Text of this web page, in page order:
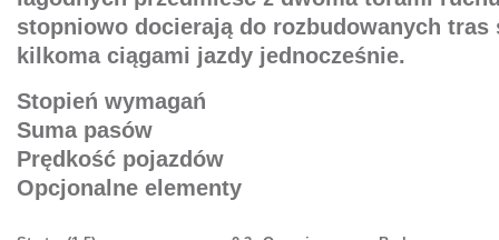
stopniowo docierają do rozbudowanych tras
kilkoma ciągami jazdy jednocześnie.
Stopień wymagań
Suma pasów
Prędkość pojazdów
Opcjonalne elementy